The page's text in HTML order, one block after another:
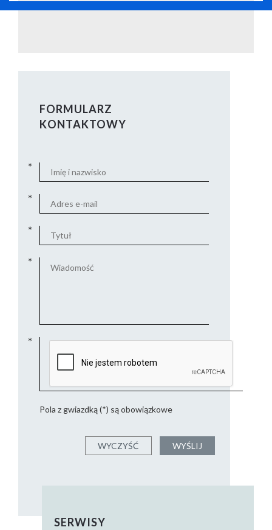
FORMULARZ
KONTAKTOWY
Pola z gwiazdką (*) są obowiązkowe
SERWISY